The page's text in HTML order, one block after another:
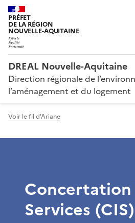
PRÉFET
DE LA RÉGION
NOUVELLE-AQUITAINE
DREAL Nouvelle-Aquitaine
Direction régionale de
l’aménagement et du logement
Voir le fil d'Ariane
Services (CIS)